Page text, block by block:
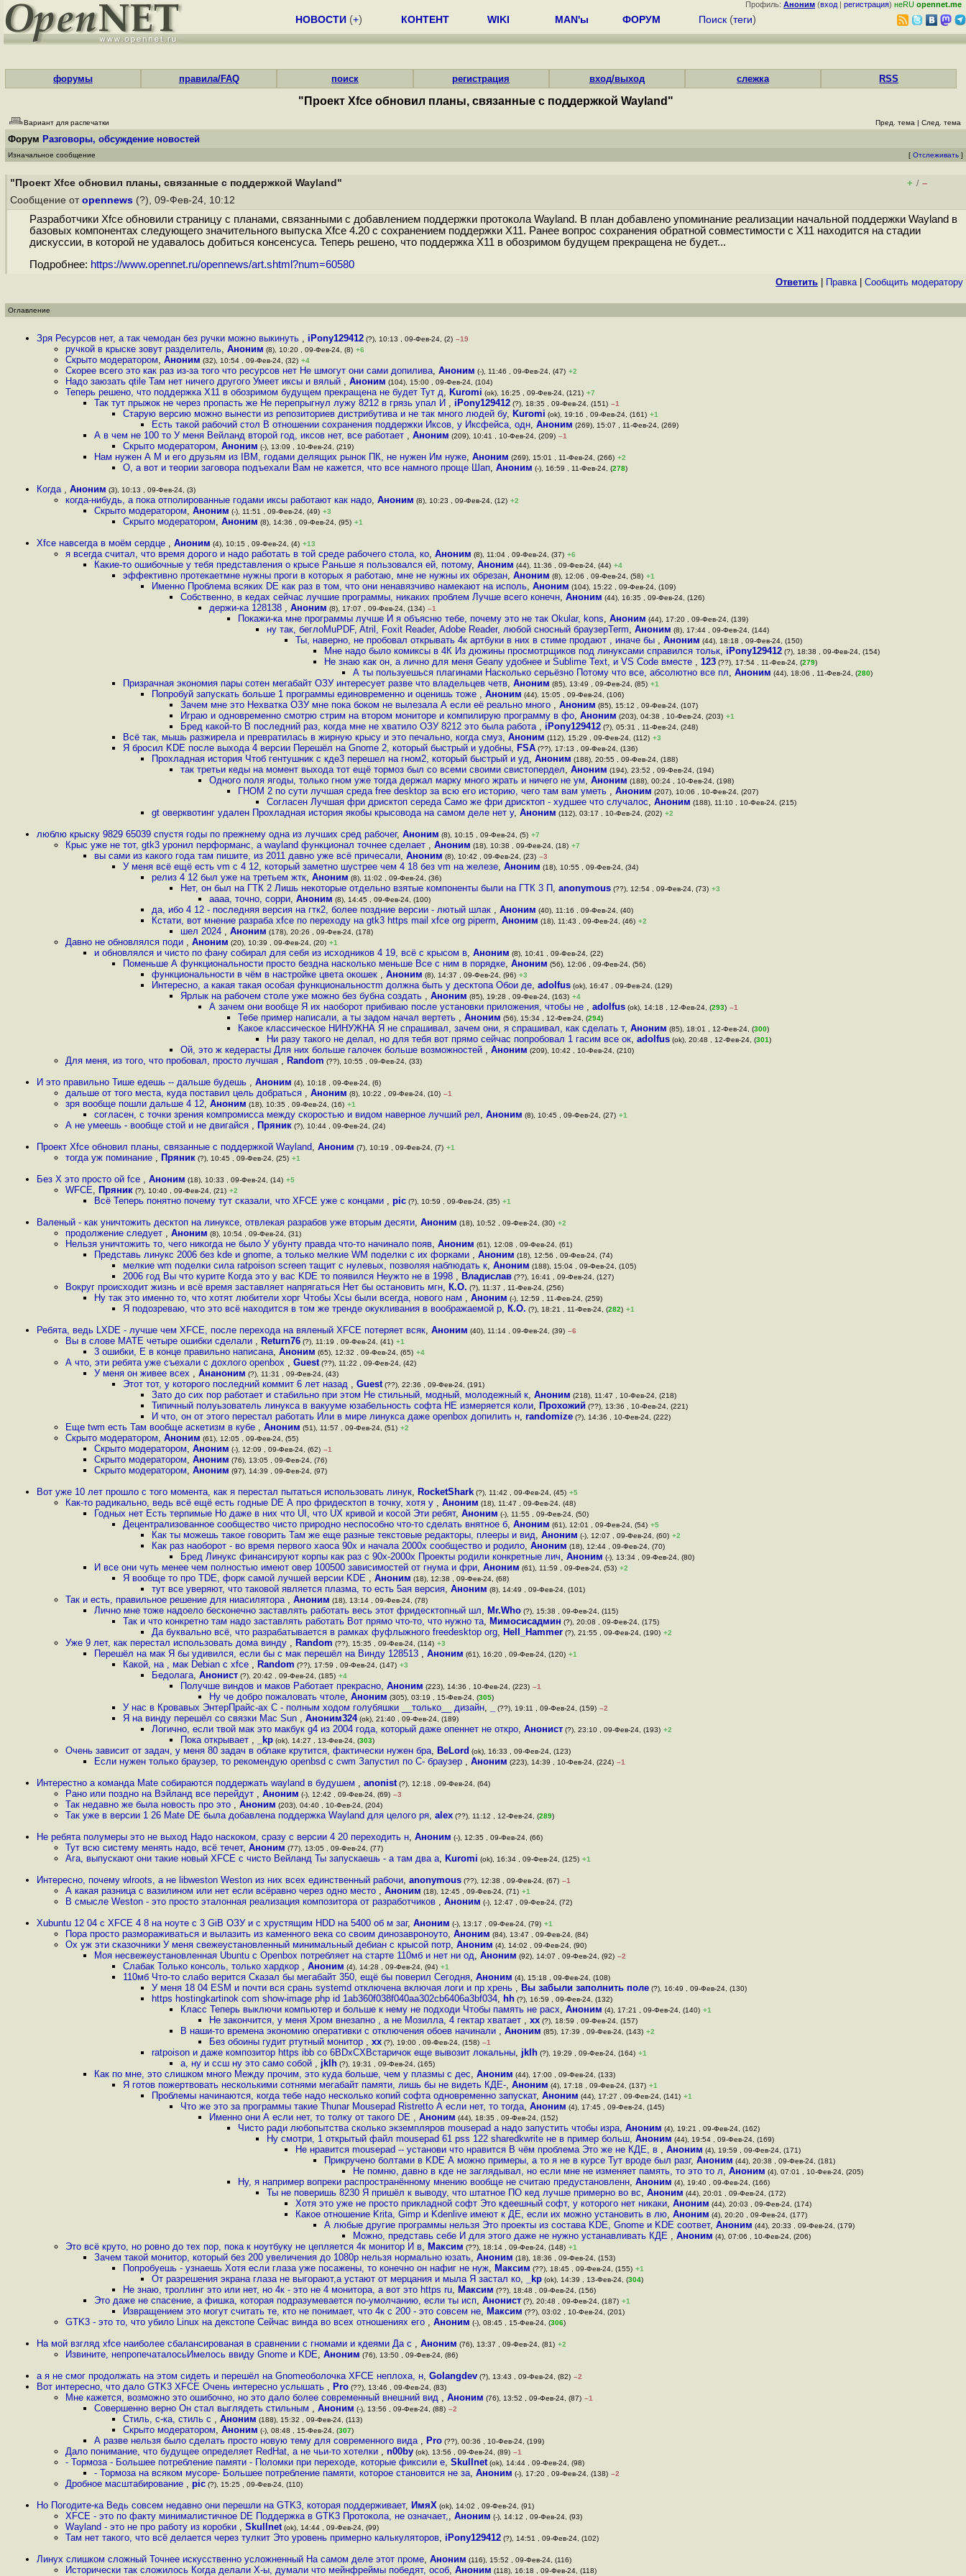
Профиль: Аноним (вход | регистрация) неRU opennet.me
НОВОСТИ (+) КОНТЕНТ WIKI MAN'ы ФОРУМ Поиск (теги)
форумы правила/FAQ поиск регистрация вход/выход слежка RSS
"Проект Xfce обновил планы, связанные с поддержкой Wayland"
Вариант для распечатки Пред. тема | След. тема
Форум Разговоры, обсуждение новостей
Изначальное сообщение [ Отслеживать ]
"Проект Xfce обновил планы, связанные с поддержкой Wayland" + / –
Сообщение от opennews (?), 09-Фев-24, 10:12
Разработчики Xfce обновили страницу с планами, связанными с добавлением поддержки протокола Wayland. В план добавлено упоминание реализации начальной поддержки Wayland в
базовых компонентах следующего значительного выпуска Xfce 4.20 с сохранением поддержки X11. Ранее вопрос сохранения обратной совместимости с X11 находится на стадии
дискуссии, в которой не удавалось добиться консенсуса. Теперь решено, что поддержка X11 в обозримом будущем прекращена не будет...
Подробнее: https://www.opennet.ru/opennews/art.shtml?num=60580
Ответить Правка| Cообщить модератору
Оглавление
Зря Ресурсов нет, а так чемодан без ручки можно выкинуть , iPony129412 (?), 10:13 , 09-Фев-24, (2) –19
ручкой в крыске зовут разделитель, Аноним (8), 10:20 , 09-Фев-24, (8) +6
Скрыто модератором, Аноним (32), 10:54 , 09-Фев-24, (32) +4
Скорее всего это как раз из-за того что ресурсов нет Не шмогут они сами допилива, Аноним (-), 11:46 , 09-Фев-24, (47) +2
Надо заюзать qtile Там нет ничего другого Умеет иксы и вялый , Аноним (104), 15:00 , 09-Фев-24, (104)
Теперь решено, что поддержка X11 в обозримом будущем прекращена не будет Тут д, Kuromi (ok), 16:25 , 09-Фев-24, (121) +7
Так тут прыжок не через пропасть же Не перепрыгнул лужу 8212 в грязь упал И , iPony129412 (?), 18:35 , 09-Фев-24, (151) –1
Старую версию можно вынести из репозиториев дистрибутива и не так много людей бу, Kuromi (ok), 19:16 , 09-Фев-24, (161) +1
Есть такой рабочий стол В отношении сохранения поддержки Иксов, у Иксфейса, одн, Аноним (269), 15:07 , 11-Фев-24, (269)
А в чем не 100 то У меня Вейланд второй год, иксов нет, все работает , Аноним (209), 10:41 , 10-Фев-24, (209) –1
Скрыто модератором, Аноним (-), 13:09 , 10-Фев-24, (219)
Нам нужен А M и его друзьям из IBM, годами делящих рынок ПК, не нужен Им нуже, Аноним (269), 15:01 , 11-Фев-24, (266) +2
О, а вот и теории заговора подъехали Вам не кажется, что все намного проще Шап, Аноним (-), 16:59 , 11-Фев-24, (278)
Когда , Аноним (3), 10:13 , 09-Фев-24, (3)
когда-нибудь, а пока отполированные годами иксы работают как надо, Аноним (8), 10:23 , 09-Фев-24, (12) +2
Скрыто модератором, Аноним (-), 11:51 , 09-Фев-24, (49) +3
Скрыто модератором, Аноним (8), 14:36 , 09-Фев-24, (95) +1
Xfce навсегда в моём сердце , Аноним (4), 10:15 , 09-Фев-24, (4) +13
я всегда считал, что время дорого и надо работать в той среде рабочего стола, ко, Аноним (8), 11:04 , 09-Фев-24, (37) +6
Какие-то ошибочные у тебя представления о крысе Раньше я пользовался ей, потому, Аноним (44), 11:36 , 09-Фев-24, (44) +4
эффективно протекаетмне нужны проги в которых я работаю, мне не нужны их обрезан, Аноним (8), 12:06 , 09-Фев-24, (58) +1
Именно Проблема всяких DE как раз в том, что они ненавязчиво намекают на исполь, Аноним (104), 15:22 , 09-Фев-24, (109)
Собственно, в кедах сейчас лучшие программы, никаких проблем Лучше всего конечн, Аноним (44), 16:35 , 09-Фев-24, (126)
держи-ка 128138 , Аноним (8), 17:07 , 09-Фев-24, (134) –1
Покажи-ка мне программы лучше И я объясню тебе, почему это не так Okular, kons, Аноним (44), 17:20 , 09-Фев-24, (139)
ну так, беглоMuPDF, Atril, Foxit Reader, Adobe Reader, любой сносный браузерTerm, Аноним (8), 17:44 , 09-Фев-24, (144)
Ты, наверно, не пробовал открывать 4к артбуки в них в стиме продают , иначе бы , Аноним (44), 18:18 , 09-Фев-24, (150)
Мне надо было комиксы в 4К Из дюжины просмотрщиков под линуксами справился тольк, iPony129412 (?), 18:38 , 09-Фев-24, (154)
Не знаю как он, а лично для меня Geany удобнее и Sublime Text, и VS Code вместе , 123 (??), 17:54 , 11-Фев-24, (279)
А ты пользуешься плагинами Насколько серьёзно Потому что все, абсолютно все пл, Аноним (44), 18:06 , 11-Фев-24, (280)
Призрачная экономия пары сотен мегабайт ОЗУ интересует разве что владельцев четв, Аноним (85), 13:49 , 09-Фев-24, (85) +1
Попробуй запускать больше 1 программы единовременно и оценишь тоже , Аноним (44), 15:05 , 09-Фев-24, (106)
Зачем мне это Нехватка ОЗУ мне пока боком не вылезала А если её реально много , Аноним (85), 15:12 , 09-Фев-24, (107)
Играю и одновременно смотрю стрим на втором мониторе и компилирую программу в фо, Аноним (203), 04:38 , 10-Фев-24, (203) +1
Бред какой-то В последний раз, когда мне не хватило ОЗУ 8212 это была работа , iPony129412 (?), 05:31 , 11-Фев-24, (248)
Всё так, мышь разжирела и превратилась в жирную крысу и это печально, когда смуз, Аноним (112), 15:29 , 09-Фев-24, (112) +3
Я бросил KDE после выхода 4 версии Перешёл на Gnome 2, который быстрый и удобны, FSA (??), 17:13 , 09-Фев-24, (136)
Прохладная история Чтоб гентушник с кде3 перешел на гном2, который быстрый и уд, Аноним (188), 20:55 , 09-Фев-24, (188)
так третьи кеды на момент выхода тот ещё тормоз был со всеми своими свистопердел, Аноним (194), 23:52 , 09-Фев-24, (194)
Одного поля ягоды, только гном уже тогда держал марку много жрать и ничего не ум, Аноним (188), 00:24 , 10-Фев-24, (198)
ГНОМ 2 по сути лучшая среда free desktop за всю его историю, чего там вам уметь , Аноним (207), 10:06 , 10-Фев-24, (207)
Согласен Лучшая фри дрисктоп середа Само же фри дрисктоп - худшее что случалос, Аноним (188), 11:10 , 10-Фев-24, (215)
gt оверквотинг удален Прохладная история якобы крысовода на самом деле нет у, Аноним (112), 03:17 , 10-Фев-24, (202) +2
люблю крыску 9829 65039 спустя годы по прежнему одна из лучших сред рабочег, Аноним (8), 10:15 , 09-Фев-24, (5) +7
Крыс уже не тот, gtk3 уронил перформанс, а wayland функционал точнее сделает , Аноним (18), 10:38 , 09-Фев-24, (18) +7
вы сами из какого года там пишите, из 2011 давно уже всё причесали, Аноним (8), 10:42 , 09-Фев-24, (23) –3
У меня всё ещё есть vm с 4 12, который заметно шустрее чем 4 18 без vm на железе, Аноним (18), 10:55 , 09-Фев-24, (34)
релиз 4 12 был уже на третьем жтк, Аноним (8), 11:02 , 09-Фев-24, (36)
Нет, он был на ГТК 2 Лишь некоторые отдельно взятые компоненты были на ГТК 3 П , anonymous (??), 12:54 , 09-Фев-24, (73) +3
аааа, точно, сорри, Аноним (8), 14:45 , 09-Фев-24, (100)
да, ибо 4 12 - последняя версия на гтк2, более поздние версии - лютый шлак , Аноним (40), 11:16 , 09-Фев-24, (40)
Кстати, вот мнение разраба xfce по переходу на gtk3 https mail xfce org piperm, Аноним (18), 11:43 , 09-Фев-24, (46) +2
шел 2024 , Аноним (178), 20:26 , 09-Фев-24, (178)
Давно не обновлялся поди , Аноним (20), 10:39 , 09-Фев-24, (20) +1
и обновлялся и чисто по фану собирал для себя из исходников 4 19, всё с крысом в, Аноним (8), 10:41 , 09-Фев-24, (22)
Поменьше А функциональности просто бездна насколько меньше Все с ним в порядке, Аноним (56), 12:06 , 09-Фев-24, (56)
функциональности в чём в настройке цвета окошек , Аноним (8), 14:37 , 09-Фев-24, (96) +3
Интересно, а какая такая особая функциональностm должна быть у десктопа Обои де, adolfus (ok), 16:47 , 09-Фев-24, (129)
Ярлык на рабочем столе уже можно без бубна создать , Аноним (85), 19:28 , 09-Фев-24, (163) +4
А зачем они вообще Я их наоборот прибиваю после установки приложения, чтобы не , adolfus (ok), 14:18 , 12-Фев-24, (293) –1
Тебе пример написали, а ты задом начал вертеть , Аноним (56), 15:34 , 12-Фев-24, (294)
Какое классическое НИНУЖНА Я не спрашивал, зачем они, я спрашивал, как сделать т, Аноним (85), 18:01 , 12-Фев-24, (300)
Ни разу такого не делал, но для тебя вот прямо сейчас попробовал 1 гасим все ок, adolfus (ok), 20:48 , 12-Фев-24, (301)
Ой, это ж кедерасты Для них больше галочек больше возможностей , Аноним (209), 10:42 , 10-Фев-24, (210)
Для меня, из того, что пробовал, просто лучшая , Random (??), 10:55 , 09-Фев-24, (33)
И это правильно Тише едешь -- дальше будешь , Аноним (4), 10:18 , 09-Фев-24, (6)
дальше от того места, куда поставил цель добраться , Аноним (8), 10:22 , 09-Фев-24, (10) –1
зря вообще пошли дальше 4 12, Аноним (18), 10:35 , 09-Фев-24, (16) +1
согласен, с точки зрения компромисса между скоростью и видом наверное лучший рел, Аноним (8), 10:45 , 09-Фев-24, (27) +1
А не умеешь - вообще стой и не двигайся , Пряник (?), 10:44 , 09-Фев-24, (24)
Проект Xfce обновил планы, связанные с поддержкой Wayland, Аноним (7), 10:19 , 09-Фев-24, (7) +1
тогда уж поминание , Пряник (?), 10:45 , 09-Фев-24, (25) +1
Без X это просто ой fce , Аноним (18), 10:33 , 09-Фев-24, (14) +5
WFCE, Пряник (?), 10:40 , 09-Фев-24, (21) +2
Всё Теперь понятно почему тут сказали, что XFCE уже с концами , pic (?), 10:59 , 09-Фев-24, (35) +1
Валеный - как уничтожить десктоп на линуксе, отвлекая разрабов уже вторым десяти, Аноним (18), 10:52 , 09-Фев-24, (30) +2
продолжение следует , Аноним (8), 10:54 , 09-Фев-24, (31)
Нельзя уничтожить то, чего никогда не было У убунту правда что-то начинало появ, Аноним (61), 12:08 , 09-Фев-24, (61)
Представь линукс 2006 без kde и gnome, а только мелкие WM поделки с их форками , Аноним (18), 12:56 , 09-Фев-24, (74)
мелкие wm поделки сила ratpoison screen тащит с нулевых, позволяя наблюдать к, Аноним (188), 15:04 , 09-Фев-24, (105)
2006 год Вы что курите Когда это у вас KDE то появился Неужто не в 1998 , Владислав (??), 16:41 , 09-Фев-24, (127)
Вокруг происходит жизнь и всё время заставляет напрягаться Нет бы остановить мгн, К.О. (?), 11:37 , 11-Фев-24, (256)
Ну так это именно то, что хотят любители хорг Чтобы Хсы были всегда, нового нам , Аноним (-), 12:59 , 11-Фев-24, (259)
Я подозреваю, что это всё находится в том же тренде окукливания в воображаемой р, К.О. (?), 18:21 , 11-Фев-24, (282) +1
Ребята, ведь LXDE - лучше чем XFCE, после перехода на вяленый XFCE потеряет всяк, Аноним (40), 11:14 , 09-Фев-24, (39) –6
Вы в слове MATE четыре ошибки сделали , Return76 (?), 11:19 , 09-Фев-24, (41) +1
3 ошибки, Е в конце правильно написана, Аноним (65), 12:32 , 09-Фев-24, (65) +4
А что, эти ребята уже съехали с дохлого openbox , Guest (??), 11:22 , 09-Фев-24, (42)
У меня он живее всех , Ананоним (?), 11:31 , 09-Фев-24, (43)
Этот тот, у которого последний коммит 6 лет назад , Guest (??), 22:36 , 09-Фев-24, (191)
Зато до сих пор работает и стабильно при этом Не стильный, модный, молодежный к, Аноним (218), 11:47 , 10-Фев-24, (218)
Типичный полуьзователь линукса в вакууме юзабельность софта НЕ измеряется коли, Прохожий (??), 13:36 , 10-Фев-24, (221)
И что, он от этого перестал работать Или в мире линукса даже openbox допилить н, randomize (?), 14:36 , 10-Фев-24, (222)
Еще twm есть Там вообще аскетизм в кубе , Аноним (51), 11:57 , 09-Фев-24, (51) +2
Скрыто модератором, Аноним (61), 12:05 , 09-Фев-24, (55)
Скрыто модератором, Аноним (-), 12:09 , 09-Фев-24, (62) –1
Скрыто модератором, Аноним (76), 13:05 , 09-Фев-24, (76)
Скрыто модератором, Аноним (97), 14:39 , 09-Фев-24, (97)
Вот уже 10 лет прошло с того момента, как я перестал пытаться использовать линук, RocketShark (?), 11:42 , 09-Фев-24, (45) +5
Как-то радикально, ведь всё ещё есть годные DE А про фридесктоп в точку, хотя у , Аноним (18), 11:47 , 09-Фев-24, (48)
Годных нет Есть терпимые Но даже в них что UI, что UX кривой и косой Эти ребят, Аноним (-), 11:55 , 09-Фев-24, (50)
Децентрализованное сообщество чисто природно неспособно что-то сделать внятное б, Аноним (61), 12:01 , 09-Фев-24, (54) +5
Как ты можешь такое говорить Там же еще разные текстовые редакторы, плееры и вид, Аноним (-), 12:07 , 09-Фев-24, (60) +2
Как раз наоборот - во время первого хаоса 90х и начала 2000х сообщество и родило, Аноним (18), 12:44 , 09-Фев-24, (70)
Бред Линукс финансируют корпы как раз с 90х-2000х Проекты родили конкретные лич, Аноним (-), 13:34 , 09-Фев-24, (80)
И все они чуть менее чем полностью имеют овер 100500 зависимостей от гнума и фри, Аноним (61), 11:59 , 09-Фев-24, (53) +2
Я вообще то про TDE, форк самой лучшей версии KDE , Аноним (18), 12:38 , 09-Фев-24, (68)
тут все уверяют, что таковой является плазма, то есть 5ая версия, Аноним (8), 14:49 , 09-Фев-24, (101)
Так и есть, правильное решение для ниасилятора , Аноним (18), 13:14 , 09-Фев-24, (78)
Лично мне тоже надоело бесконечно заставлять работать весь этот фридесктопный шл, Mr.Who (?), 15:38 , 09-Фев-24, (115)
Так и что конкретно там надо заставлять работать Вот прямо что-то, что нужно та, Мимосисадмин (?), 20:08 , 09-Фев-24, (175)
Да буквально всё, что разрабатывается в рамках фуфлыжного freedesktop org, Hell_Hammer (?), 21:55 , 09-Фев-24, (190) +2
Уже 9 лет, как перестал использовать дома винду , Random (??), 15:35 , 09-Фев-24, (114) +3
Перешёл на мак Я бы удивился, если бы с мак перешёл на Винду 128513 , Аноним (61), 16:20 , 09-Фев-24, (120) +1
Какой, на , мак Debian с xfce , Random (??), 17:59 , 09-Фев-24, (147) +3
Бeдoлaгa, Анонист (?), 20:42 , 09-Фев-24, (185) +4
Получше виндов и маков Работает прекрасно, Аноним (223), 14:36 , 10-Фев-24, (223) –1
Ну че добро пожаловать чтоле, Аноним (305), 03:19 , 15-Фев-24, (305)
У нас в Кровавых ЭнтерПрайс-ах С - полным ходом голубяшки __только__ дизайн, (??), 19:11 , 09-Фев-24, (159) –2
Я на винду перешёл со связки Mac Sun , Аноним324(ok), 21:40 , 09-Фев-24, (189)
Логично, если твой мак это макбук g4 из 2004 года, который даже опеннет не откро, Анонист (?), 23:10 , 09-Фев-24, (193) +2
Пока открывает , _kp (ok), 14:27 , 13-Фев-24, (303)
Очень зависит от задач, у меня 80 задач в облаке крутится, фактически нужен бра, BeLord (ok), 16:33 , 09-Фев-24, (123)
Если нужен только браузер, то рекомендую openbsd с cwm Запустил по С- браузер , Аноним (223), 14:39 , 10-Фев-24, (224) –1
Интерестно а команда Mate собираются поддержать wayland в будушем , anonist (?), 12:18 , 09-Фев-24, (64)
Рано или поздно на Вэйланд все перейдут , Аноним (-), 12:42 , 09-Фев-24, (69) –3
Так недавно же была новость про это , Аноним (203), 04:40 , 10-Фев-24, (204)
Так уже в версии 1 26 Mate DE была добавлена поддержка Wayland для целого ря, alex (??), 11:12 , 12-Фев-24, (289)
Не ребята полумеры это не выход Надо наскоком, сразу с версии 4 20 переходить н, Аноним (-), 12:35 , 09-Фев-24, (66)
Тут всю систему менять надо, всё течет, Аноним (77), 13:05 , 09-Фев-24, (77)
Ага, выпускают они такие новый XFCE с чисто Вейланд Ты запускаешь - а там два а, Kuromi (ok), 16:34 , 09-Фев-24, (125) +1
Интересно, почему wlroots, а не libweston Weston из них всех единственный рабочи, anonymous (??), 12:38 , 09-Фев-24, (67) –1
А какая разница с вазилином или нет если всёравно через одно место , Аноним (18), 12:45 , 09-Фев-24, (71) +1
В смысле Weston - это просто эталонная реализация композитора от разработчиков , Аноним (-), 12:47 , 09-Фев-24, (72)
Xubuntu 12 04 c XFCE 4 8 на ноуте с 3 GiB ОЗУ и с хрустящим HDD на 5400 об м заг, Аноним (-), 13:17 , 09-Фев-24, (79) +1
Пора просто размораживаться и вылазить из каменного века со своим динозавроноуто, Аноним (84), 13:47 , 09-Фев-24, (84)
Ох уж эти сказочники У меня свежеустановленный минимальный дебиан с крысой потр, Аноним (4), 14:02 , 09-Фев-24, (90)
Моя несвежеустановленная Ubuntu с Openbox потребляет на старте 110мб и нет ни од, Аноним (92), 14:07 , 09-Фев-24, (92) –2
Слабак Только консоль, только хардкор , Аноним (4), 14:28 , 09-Фев-24, (94) +1
110мб Что-то слабо верится Сказал бы мегабайт 350, ещё бы поверил Сегодня, Аноним (4), 15:18 , 09-Фев-24, (108)
У меня 18 04 ESM и почти вся срань systemd отключена включая логи и пр хрень , Вы забыли заполнить поле (?), 16:49 , 09-Фев-24, (130)
https hostingkartinok com show-image php id 1ab360f038f040aa302cb6406a3bf034, hh (?), 16:59 , 09-Фев-24, (132)
Класс Теперь выключи компьютер и больше к нему не подходи Чтобы память не расх, Аноним (4), 17:21 , 09-Фев-24, (140) +1
Не закончится, у меня Хром внезапно , а не Мозилла, 4 гектар хватает , хх (?), 18:59 , 09-Фев-24, (157)
В наши-то времена экономию оперативки с отключения обоев начинали , Аноним (85), 17:39 , 09-Фев-24, (143) +2
Без обоины гудит ртутный монитор , хх (?), 19:00 , 09-Фев-24, (158) –1
ratpoison и даже композитор https ibb co 6BDxCXBстаричок еще вывозит локальны, jklh (?), 19:29 , 09-Фев-24, (164) +1
а, ну и ссш ну это само собой , jklh (?), 19:31 , 09-Фев-24, (165)
Как по мне, это слишком много Между прочим, это куда больше, чем у плазмы с дес, Аноним (44), 17:00 , 09-Фев-24, (133)
Я готов пожертвовать несколькими сотнями мегабайт памяти, лишь бы не видеть КДЕ-, Аноним (4), 17:18 , 09-Фев-24, (137) +1
Проблемы начинаются, когда тебе надо несколько копий софта одновременно запускат, Аноним (44), 17:27 , 09-Фев-24, (141) +1
Что же это за программы такие Thunar Mousepad Ristretto А если нет, то тогда, Аноним (4), 17:45 , 09-Фев-24, (145)
Именно они А если нет, то толку от такого DE , Аноним (44), 18:35 , 09-Фев-24, (152)
Чисто ради любопытства сколько экземпляров mousepad а надо запустить чтобы изра, Аноним (4), 19:21 , 09-Фев-24, (162)
Ну смотри, 1 открытый файл mousepad 61 pss 122 sharedkwrite не в пример больш, Аноним (44), 19:54 , 09-Фев-24, (169)
Не нравится mousepad -- установи что нравится В чём проблема Это же не КДЕ, в , Аноним (4), 19:59 , 09-Фев-24, (171)
Прикручено болтами в KDE А можно примеры, а то я не в курсе Тут вроде был разг, Аноним (44), 20:38 , 09-Фев-24, (181)
Не помню, давно в кде не заглядывал, но если мне не изменяет память, то это то л, Аноним (4), 07:01 , 10-Фев-24, (205)
Ну, я например вопреки распространённому мнению вообще не считаю предустановленн, Аноним (4), 19:40 , 09-Фев-24, (166)
Ты не поверишь 8230 Я пришёл к выводу, что штатное ПО кед лучше примерно во вс, Аноним (44), 20:01 , 09-Фев-24, (172)
Хотя это уже не просто прикладной софт Это кдеешный софт, у которого нет никаки, Аноним (44), 20:03 , 09-Фев-24, (174)
Какое отношение Krita, Gimp и Kdenlive имеют к ДЕ, если их можно установить в лю, Аноним (4), 20:20 , 09-Фев-24, (177)
А любые другие программы нельзя Это проекты из состава KDE, Gnome и KDE соответ, Аноним (44), 20:33 , 09-Фев-24, (179)
Можно, представь себе И для этого даже не нужно устанавливать КДЕ , Аноним (4), 07:06 , 10-Фев-24, (206)
Это всё круто, но ровно до тех пор, пока к ноутбуку не цепляется 4к монитор И в, Максим (??), 18:14 , 09-Фев-24, (148) +1
Зачем такой монитор, который без 200 увеличения до 1080p нельзя нормально юзать, Аноним (18), 18:36 , 09-Фев-24, (153)
Попробуешь - узнаешь Хотя если глаза уже посажены, то конечно он нафиг не нуж, Максим (??), 18:45 , 09-Фев-24, (155) +1
От разрешения экрана глаза не выгорают,а устают от мерцания и мыла Я застал ко, _kp (ok), 14:39 , 13-Фев-24, (304)
Не знаю, троллинг это или нет, но 4к - это не 4 монитора, а вот это https ru, Максим (??), 18:48 , 09-Фев-24, (156)
Это даже не спасение, а фишка, которая подразумевается по-умолчанию, если ты исп, Анонист (?), 20:48 , 09-Фев-24, (187) +1
Извращением это могут считать те, кто не понимает, что 4к с 200 - это совсем не, Максим (??), 03:02 , 10-Фев-24, (201)
GTK3 - это то, что убило Linux на декстопе Сейчас винда во всех отношениях его , Аноним (-), 08:45 , 15-Фев-24, (306)
На мой взгляд xfce наиболее сбалансированая в сравнении с гномами и кдеями Да с , Аноним (76), 13:37 , 09-Фев-24, (81) +2
Извините, непропечаталосьИмелось ввиду Gnome и KDE, Аноним (76), 13:50 , 09-Фев-24, (86)
а я не смог продолжать на этом сидеть и перешёл на Gnomeоболочка XFCE неплоха, н, Golangdev (?), 13:43 , 09-Фев-24, (82) –2
Вот интересно, что дало GTK3 XFCE Очень интересно услышать , Pro (??), 13:46 , 09-Фев-24, (83)
Мне кажется, возможно это ошибочно, но это дало более современный внешний вид , Аноним (76), 13:52 , 09-Фев-24, (87) –1
Совершенно верно Он стал выглядеть стильным , Аноним (-), 13:56 , 09-Фев-24, (88) –2
Стиль, с-ка, стиль с , Аноним (188), 15:32 , 09-Фев-24, (113)
Скрыто модератором, Аноним (-), 08:48 , 15-Фев-24, (307)
А разве нельзя было сделать просто новую тему для современного вида , Pro (??), 00:36 , 10-Фев-24, (199)
Дало понимание, что будущее определяет RedHat, а не чьи-то хотелки , n00by (ok), 13:56 , 09-Фев-24, (89) –1
- Тормоза - Большее потребление памяти - Поломки при переходе, которые фиксили е, Skullnet (ok), 14:44 , 09-Фев-24, (98)
- Тормоза на всяком мусоре- Большее потребление памяти, которое становится не за, Аноним (-), 17:20 , 09-Фев-24, (138) –2
Дробное масштабирование , pic (?), 15:25 , 09-Фев-24, (110)
Но Погодите-ка Ведь совсем недавно они перешли на GTK3, которая поддерживает, ИмяХ (ok), 14:02 , 09-Фев-24, (91)
XFCE - это по факту минималистичное DE Поддержка в GTK3 Протокола, не означает,, Аноним (-), 14:12 , 09-Фев-24, (93)
Wayland - это не про работу из коробки , Skullnet (ok), 14:44 , 09-Фев-24, (99)
Там нет такого, что всё делается через тулкит Это уровень примерно калькуляторов, iPony129412 (?), 14:51 , 09-Фев-24, (102)
Линух слишком сложный Точнее искусственно усложненный На самом деле этот проме, Аноним (116), 15:52 , 09-Фев-24, (116)
Исторически так сложилось Когда делали Х-ы, думали что мейнфреймы победят, особ, Аноним (118), 16:18 , 09-Фев-24, (118)